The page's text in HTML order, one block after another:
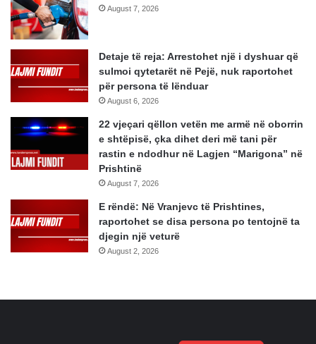
August 7, 2026
Detaje të reja: Arrestohet një i dyshuar që
sulmoi qytetarët në Pejë, nuk raportohet
për persona të lënduar
August 6, 2026
22 vjeçari qëllon vetën me armë në oborrin
e shtëpisë, çka dihet deri më tani për
rastin e ndodhur në Lagjen “Marigona” në
Prishtinë
August 7, 2026
E rëndë: Në Vranjevc të Prishtines,
raportohet se disa persona po tentojnë ta
djegin një veturë
August 2, 2026